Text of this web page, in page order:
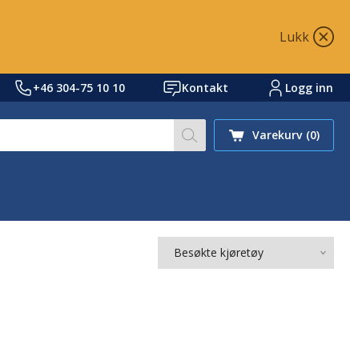
Lukk
+46 304-75 10 10 Kontakt Logg inn
Søk på nettstedet
Varekurv (0)
Besøkte kjøretøy